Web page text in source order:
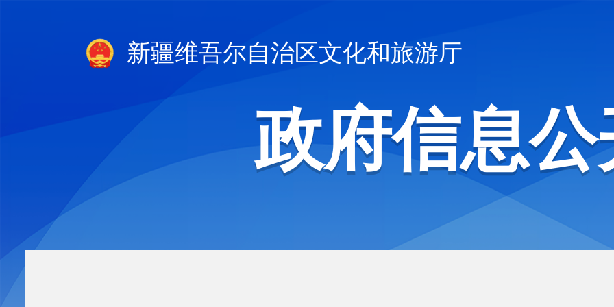
新疆维吾尔自治区文化和旅游厅
政府信息公